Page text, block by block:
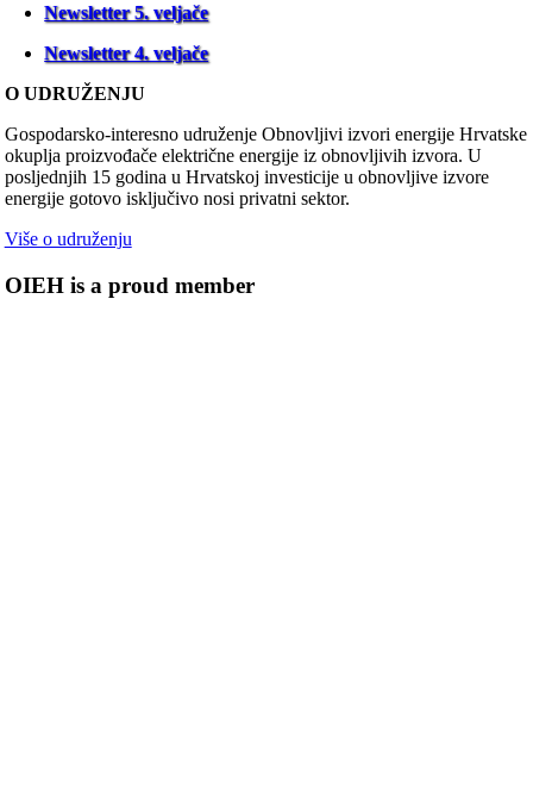
Newsletter 5. veljače
Newsletter 4. veljače
O UDRUŽENJU
Gospodarsko-interesno udruženje Obnovljivi izvori energije Hrvatske
okuplja proizvođače električne energije iz obnovljivih izvora. U
posljednjih 15 godina u Hrvatskoj investicije u obnovljive izvore
energije gotovo isključivo nosi privatni sektor.
Više o udruženju
OIEH is a proud member